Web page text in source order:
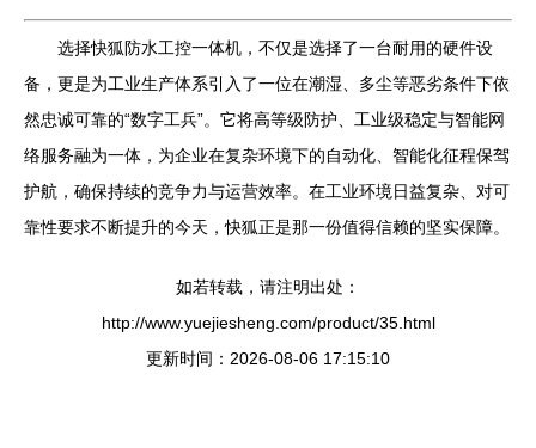
选择快狐防水工控一体机，不仅是选择了一台耐用的硬件设
备，更是为工业生产体系引入了一位在潮湿、多尘等恶劣条件下依
然忠诚可靠的“数字工兵”。它将高等级防护、工业级稳定与智能网
络服务融为一体，为企业在复杂环境下的自动化、智能化征程保驾
护航，确保持续的竞争力与运营效率。在工业环境日益复杂、对可
靠性要求不断提升的今天，快狐正是那一份值得信赖的坚实保障。
如若转载，请注明出处：
http://www.yuejiesheng.com/product/35.html
更新时间：2026-08-06 17:15:10